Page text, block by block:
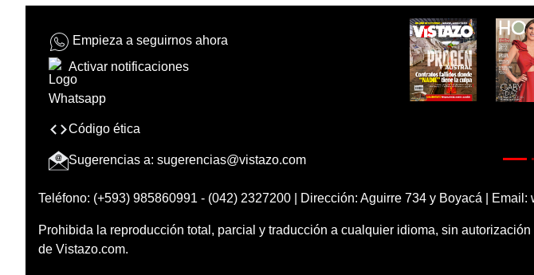
Empieza a seguirnos ahora
Activar notificaciones
Código ética
Sugerencias a: sugerencias@vistazo.com
Teléfono: (+593) 985860991 - (042) 2327200 | Dirección: Aguirre 734 y Boyacá | Email:
Prohibida la reproducción total, parcial y traducción a cualquier idioma, sin
de Vistazo.com.